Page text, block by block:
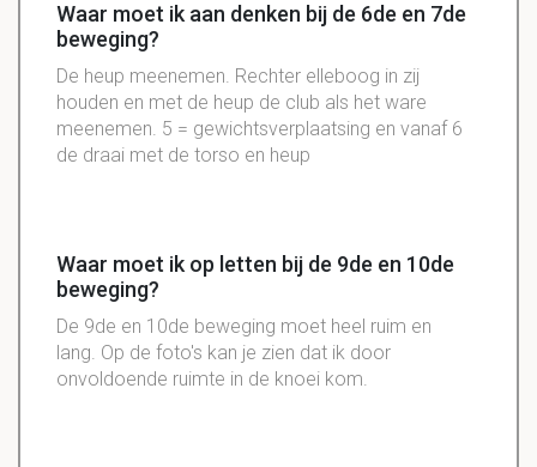
Waar moet ik aan denken bij de 6de en 7de
beweging?
De heup meenemen. Rechter elleboog in zij
houden en met de heup de club als het ware
meenemen. 5 = gewichtsverplaatsing en vanaf 6
de draai met de torso en heup
Waar moet ik op letten bij de 9de en 10de
beweging?
De 9de en 10de beweging moet heel ruim en
lang. Op de foto's kan je zien dat ik door
onvoldoende ruimte in de knoei kom.